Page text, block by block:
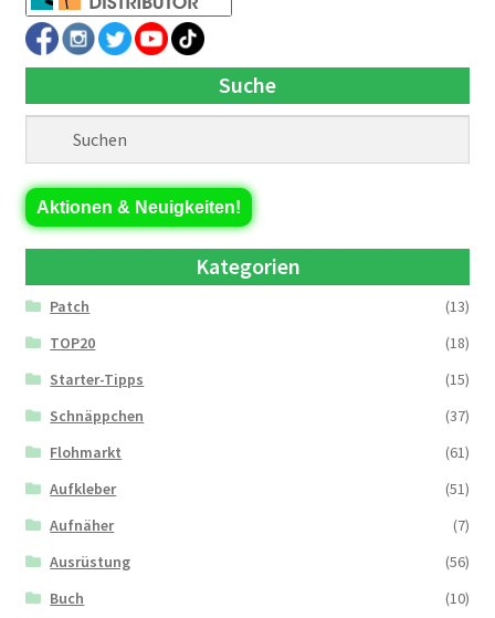
Suche
Aktionen & Neuigkeiten!
Kategorien
Patch
(13)
TOP20
(18)
Starter-Tipps
(15)
Schnäppchen
(37)
Flohmarkt
(61)
Aufkleber
(51)
Aufnäher
(7)
Ausrüstung
(56)
Buch
(10)